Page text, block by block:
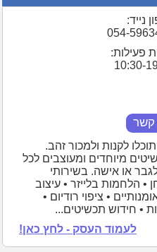
נייד:
054-
פעילות:
10:30-
קשר
לקנות ולמכור זהב.
מיוחדים ומעוצבים לכל
או אישה. בשירותי
• הלחמות בלייזר • עיצוב
• ציפוי רודיום •
• חידוש תכשיטים...
לעמוד העסק - לחץ כאן!